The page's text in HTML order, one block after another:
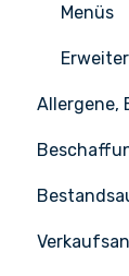
Menüs
Allergene,
Zählen